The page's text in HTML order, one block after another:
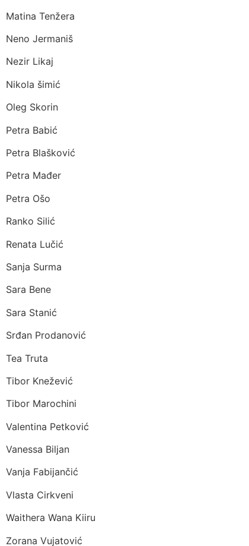
Matina Tenžera
Neno Jermaniš
Nezir Likaj
Nikola šimić
Oleg Skorin
Petra Babić
Petra Blašković
Petra Mađer
Petra Ošo
Ranko Silić
Renata Lučić
Sanja Surma
Sara Bene
Sara Stanić
Srđan Prodanović
Tea Truta
Tibor Knežević
Tibor Marochini
Valentina Petković
Vanessa Biljan
Vanja Fabijančić
Vlasta Cirkveni
Waithera Wana Kiiru
Zorana Vujatović